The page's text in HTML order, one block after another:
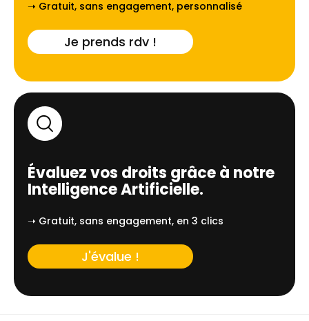
➝ Gratuit, sans engagement, personnalisé
Je prends rdv !
Évaluez vos droits grâce à notre
Intelligence Artificielle.
➝ Gratuit, sans engagement, en 3 clics
J'évalue !